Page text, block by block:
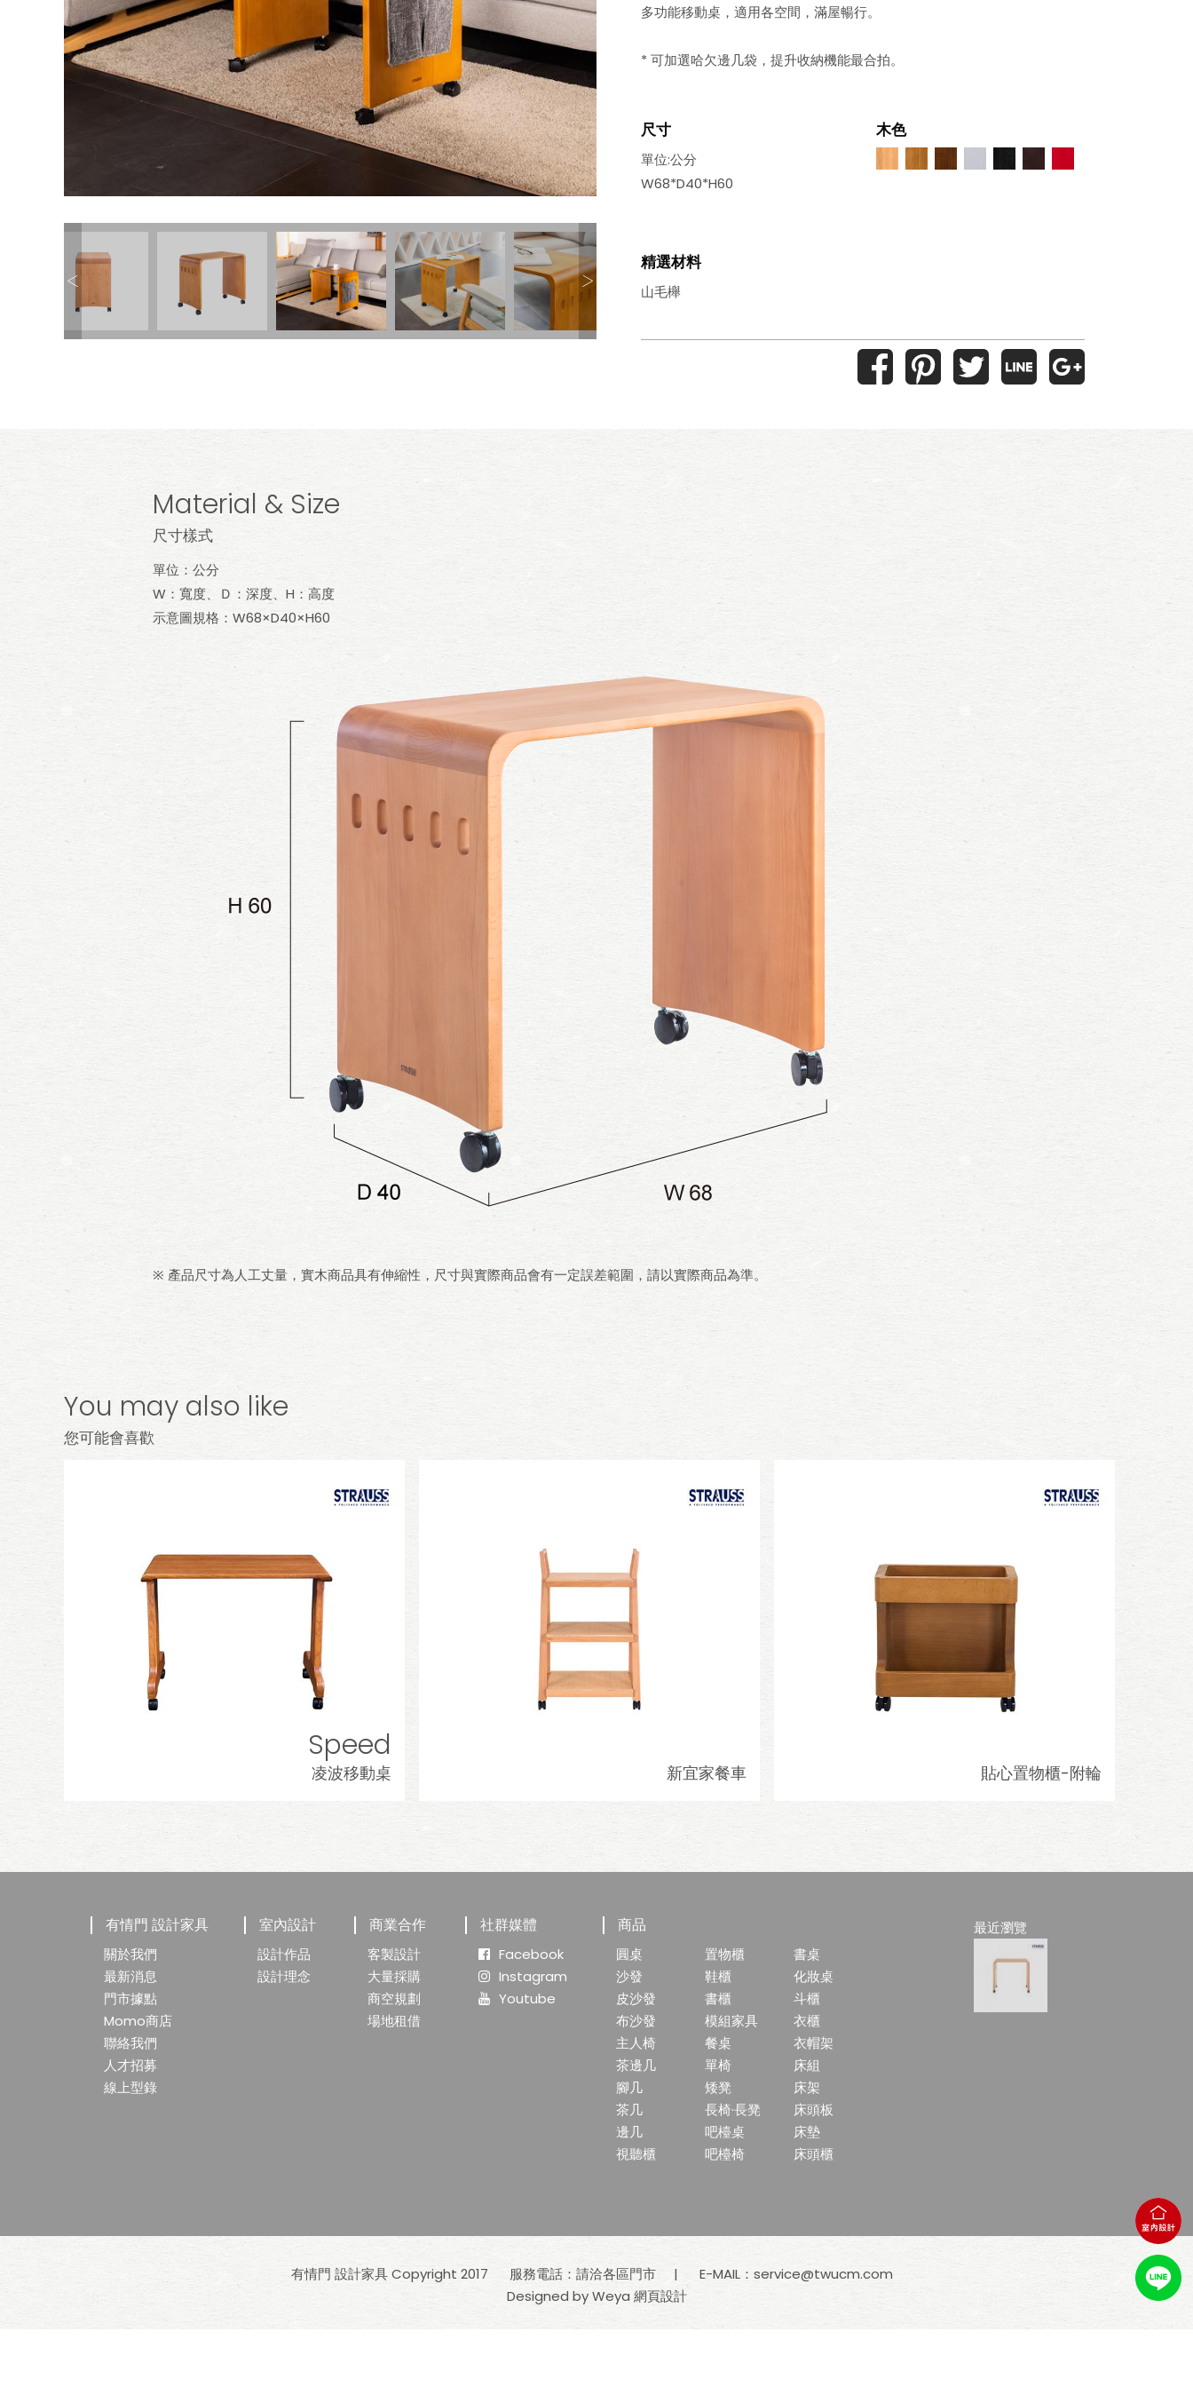
多功能移動桌，適用各空間，滿屋暢行。
* 可加選哈欠邊几袋，提升收納機能最合拍。
尺寸
單位:公分
W68*D40*H60
木色
精選材料
山毛櫸
Material & Size
尺寸樣式
單位：公分
W：寬度、Ｄ：深度、H：高度
示意圖規格：W68×D40×H60
※ 產品尺寸為人工丈量，實木商品具有伸縮性，尺寸與實際商品會有一定誤差範圍，請以實際商品為準。
You may also like
您可能會喜歡
Speed
凌波移動桌 新宜家餐車 貼心置物櫃-附輪
有情門 設計家具
關於我們
最新消息
門市據點
Momo商店
聯絡我們
人才招募
線上型錄
室內設計
設計作品
設計理念
商業合作
客製設計
大量採購
商空規劃
場地租借
社群媒體
Facebook
Instagram
Youtube
商品
圓桌
沙發
皮沙發
布沙發
主人椅
茶邊几
腳几
茶几
邊几
視聽櫃
置物櫃
鞋櫃
書櫃
模組家具
餐桌
單椅
矮凳
長椅·長凳
吧檯桌
吧檯椅
書桌
化妝桌
斗櫃
衣櫃
衣帽架
床組
床架
床頭板
床墊
床頭櫃
最近瀏覽
有情門 設計家具 Copyright 2017 服務電話：請洽各區門市 E-MAIL： service@twucm.com
Designed by Weya 網頁設計